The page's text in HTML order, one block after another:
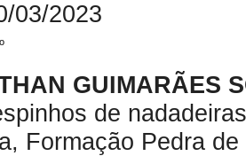
03/2023
GUIMARÃES
de
Formação Pedra